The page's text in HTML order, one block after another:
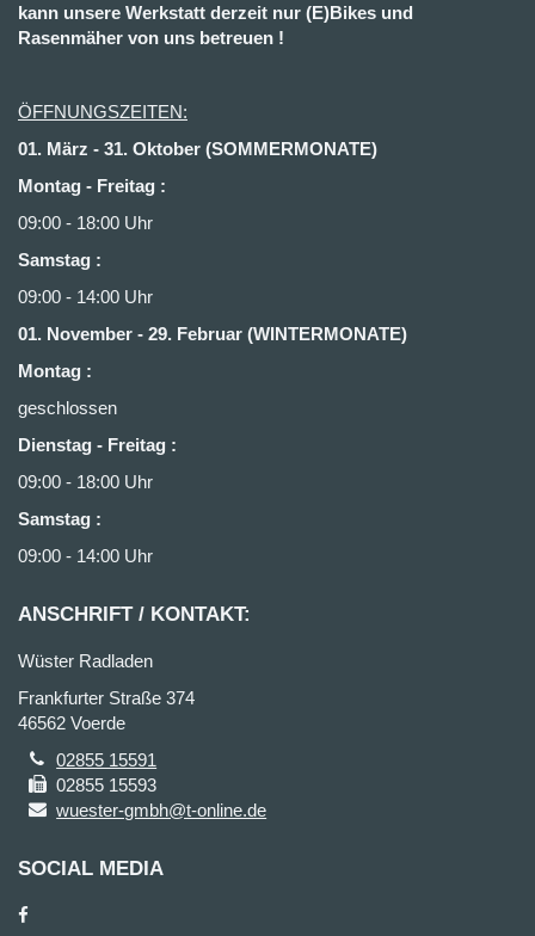
kann unsere Werkstatt derzeit nur (E)Bikes und
Rasenmäher von uns betreuen !
ÖFFNUNGSZEITEN:
01. März - 31. Oktober (SOMMERMONATE)
Montag - Freitag :
09:00 - 18:00 Uhr
Samstag :
09:00 - 14:00 Uhr
01. November - 29. Februar (WINTERMONATE)
Montag :
geschlossen
Dienstag - Freitag :
09:00 - 18:00 Uhr
Samstag :
09:00 - 14:00 Uhr
ANSCHRIFT / KONTAKT:
Wüster Radladen
Frankfurter Straße 374
46562 Voerde
02855 15591
02855 15593
wuester-gmbh@t-online.de
SOCIAL MEDIA